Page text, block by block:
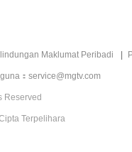
Maklumat Peribadi
：service@mgtv.com
Reserved
Terpelihara